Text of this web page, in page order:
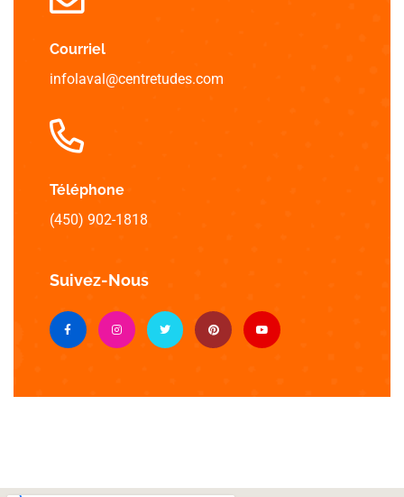
Courriel
infolaval@centretudes.com
Téléphone
(450) 902-1818
Suivez-Nous